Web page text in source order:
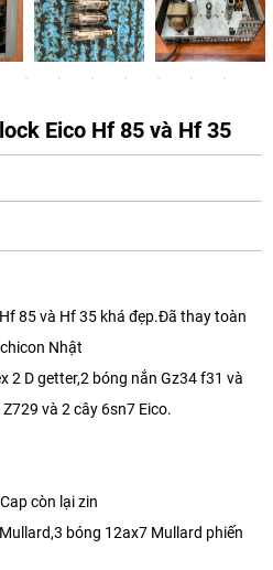
Eico Hf 85 và Hf 35
85 và Hf 35 khá đẹp.Đã thay toàn
Nhật
2 D getter,2 bóng nắn Gz34 f31 và
và 2 cây 6sn7 Eico.
còn lại zin
bóng 12ax7 Mullard phiến